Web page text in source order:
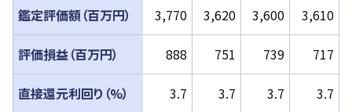
鑑定評価額（百万円） 3,770 3,620 3,600 3,610
評価損益（百万円） 888 751 739 717
直接還元利回り（%） 3.7 3.7 3.7 3.7